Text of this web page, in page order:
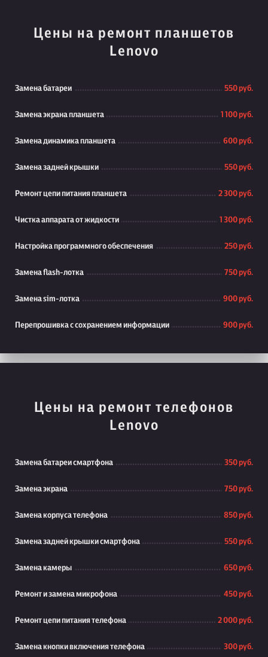
Цены на ремонт планшетов
Lenovo
Замена батареи 550 руб.
Замена экрана планшета 1 100 руб.
Замена динамика планшета 600 руб.
Замена задней крышки 550 руб.
Ремонт цепи питания планшета 2 300 руб.
Чистка аппарата от жидкости 1 300 руб.
Настройка программного обеспечения 250 руб.
Замена flash-лотка 750 руб.
Замена sim-лотка 900 руб.
Перепрошивка с сохранением информации 900 руб.
Цены на ремонт телефонов
Lenovo
Замена батареи смартфона 350 руб.
Замена экрана 750 руб.
Замена корпуса телефона 850 руб.
Замена задней крышки смартфона 550 руб.
Замена камеры 650 руб.
Ремонт и замена микрофона 450 руб.
Ремонт цепи питания телефона 2 000 руб.
Замена кнопки включения телефона 300 руб.